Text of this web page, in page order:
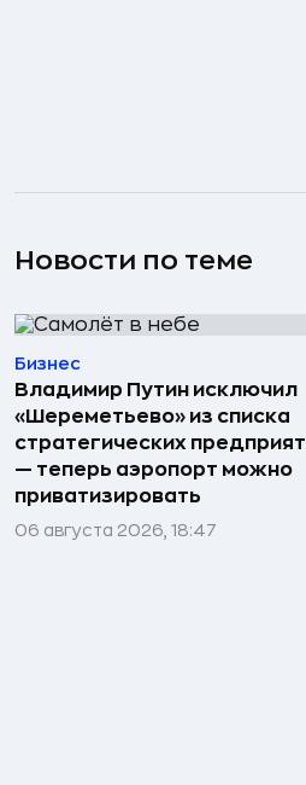
Новости по теме
Бизнес
Владимир Путин исключил
«Шереметьево» из списка
стратегических
— теперь аэропорт можно
приватизировать
06 августа 2026, 18:47